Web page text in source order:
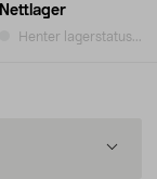
Nettlager
Henter lagerstatus...